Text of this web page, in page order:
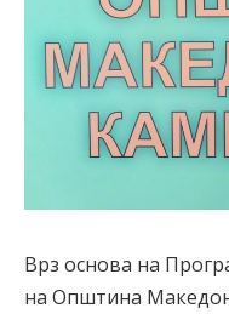
Врз основа на
на Општина